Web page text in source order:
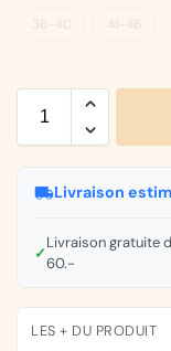
Livraison
✓
Livraison gratuite
60.-
LES + DU PRODUIT